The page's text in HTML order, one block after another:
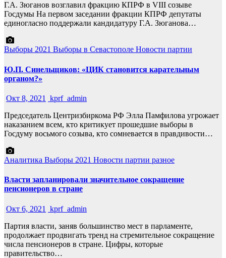
Г.А. Зюганов возглавил фракцию КПРФ в VIII созыве
Госдумы На первом заседании фракции КПРФ депутаты
единогласно поддержали кандидатуру Г.А. Зюганова…
Выборы 2021 Выборы в Севастополе Новости партии
Ю.П. Синельщиков: «ЦИК становится карательным
органом?»
Окт 8, 2021
kprf_admin
Председатель Центризбиркома РФ Элла Памфилова угрожает
наказанием всем, кто критикует прошедшие выборы в
Госдуму восьмого созыва, кто сомневается в правдивости…
Аналитика Выборы 2021 Новости партии разное
Власти запланировали значительное сокращение
пенсионеров в стране
Окт 6, 2021
kprf_admin
Партия власти, заняв большинство мест в парламенте,
продолжает продвигать тренд на стремительное сокращение
числа пенсионеров в стране. Цифры, которые
правительство…